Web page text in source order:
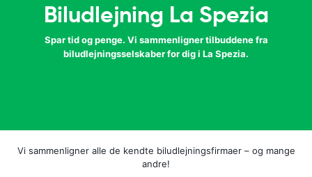
Biludlejning La Spezia
Spar tid og penge. Vi sammenligner tilbuddene fra
biludlejningsselskaber for dig i La Spezia.
Vi sammenligner alle de kendte biludlejningsfirmaer – og mange
andre!